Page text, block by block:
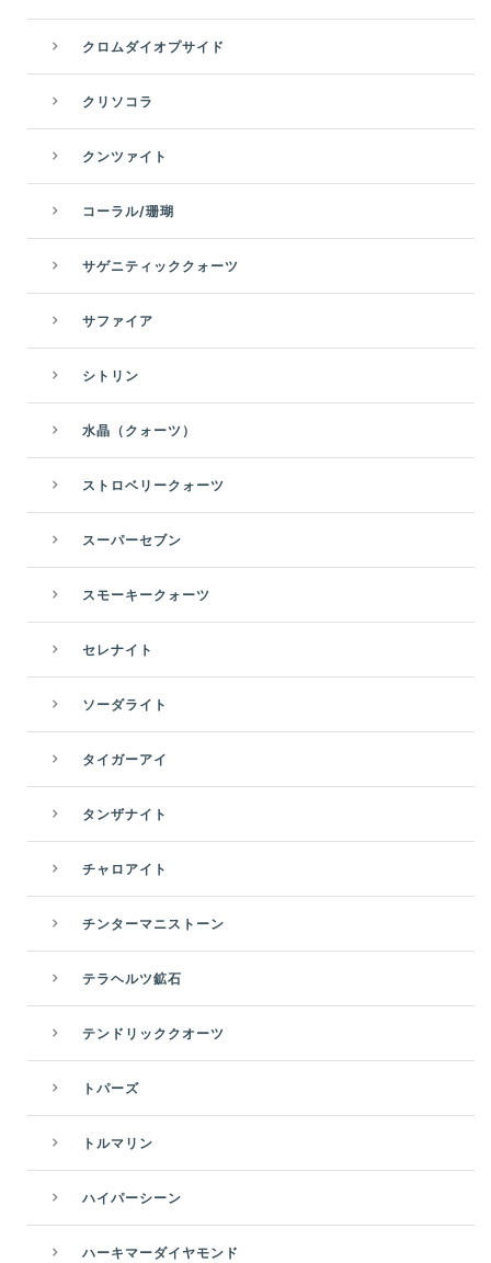
クロムダイオプサイド
クリソコラ
クンツァイト
コーラル/珊瑚
サゲニティッククォーツ
サファイア
シトリン
水晶（クォーツ）
ストロベリークォーツ
スーパーセブン
スモーキークォーツ
セレナイト
ソーダライト
タイガーアイ
タンザナイト
チャロアイト
チンターマニストーン
テラヘルツ鉱石
テンドリッククオーツ
トパーズ
トルマリン
ハイパーシーン
ハーキマーダイヤモンド